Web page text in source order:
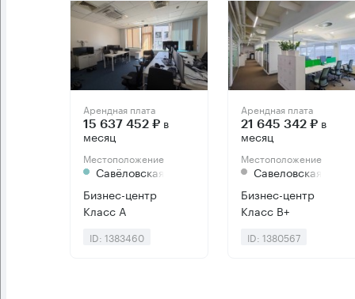
Арендная плата
15 637 452 ₽ в
месяц
Местоположение
Савёловская
Бизнес-центр
Класс А
ID: 1383460
Арендная плата
21 645 342 ₽в
месяц
Местоположение
Савеловская
Бизнес-центр
Класс B+
ID: 1380567